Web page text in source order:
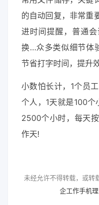
的自动回复，非常重
进时间提醒，普通
换…众多类似细节体
节省打字时间，提升效
小数怕长计，1个员
个人，1天就是100
2500个小时，每天
作天!
未经允许不得转载，或转
企工作手机